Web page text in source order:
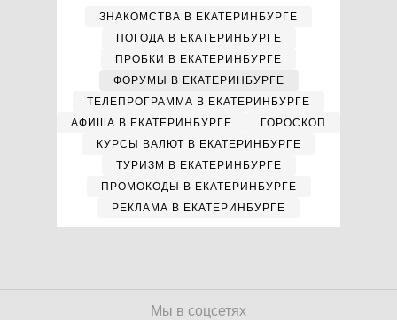
ЗНАКОМСТВА В ЕКАТЕРИНБУРГЕ
ПОГОДА В ЕКАТЕРИНБУРГЕ
ПРОБКИ В ЕКАТЕРИНБУРГЕ
ФОРУМЫ В ЕКАТЕРИНБУРГЕ
ТЕЛЕПРОГРАММА В ЕКАТЕРИНБУРГЕ
АФИША В ЕКАТЕРИНБУРГЕ
ГОРОСКОП
КУРСЫ ВАЛЮТ В ЕКАТЕРИНБУРГЕ
ТУРИЗМ В ЕКАТЕРИНБУРГЕ
ПРОМОКОДЫ В ЕКАТЕРИНБУРГЕ
РЕКЛАМА В ЕКАТЕРИНБУРГЕ
Мы в соцсетях